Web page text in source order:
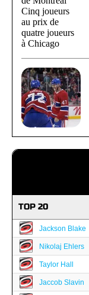
TOP 20
Jackson Blake
Nikolaj Ehlers
Taylor Hall
Jaccob Slavin